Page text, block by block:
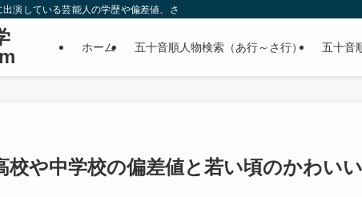
演している芸能人の学歴や偏差値、さらに政治家やスポーツ選手などの有名人
ホーム 五十音順人物検索（あ行～さ行） 五十音
校や中学校の偏差値と若い頃のかわいい